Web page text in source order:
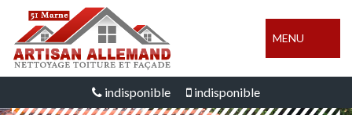
MENU
indisponible indisponible